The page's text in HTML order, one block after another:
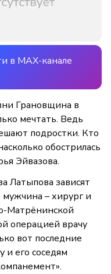
в MAX-канале
Грановщина в
мечтать. Ведь
подростки. Кто
обострилась
Эйвазова.
Латыпова зависят
– хирург и
Матрёнинской
операцией врачу
вот последние
и его соседям